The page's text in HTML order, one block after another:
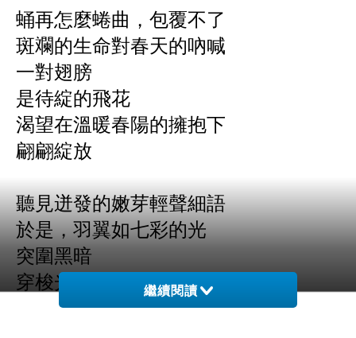
蛹再怎麼蜷曲 ， 包覆不了
斑斕的生命對春天的吶喊
一對翅膀
是待綻的飛花
渴望在溫暖春陽的擁抱下
翩翩綻放
聽見迸發的嫩芽輕聲細語
於是，羽翼如七彩的光
突圍黑暗
穿梭光明世界
捕捉了每一雙羨慕的眼眸
繼續閱讀